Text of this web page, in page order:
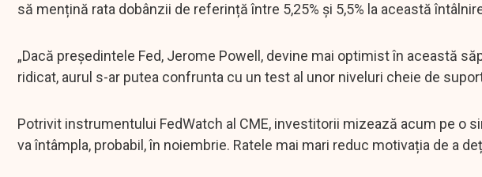
să mențină rata dobânzii de referință între 5,25% și 5,5% la această
„Dacă președintele Fed, Jerome Powell, devine mai optimist în această
ridicat, aurul s-ar putea confrunta cu un test al unor niveluri cheie de
Potrivit instrumentului FedWatch al CME, investitorii mizează acum pe o
va întâmpla, probabil, în noiembrie. Ratele mai mari reduc motivația de a